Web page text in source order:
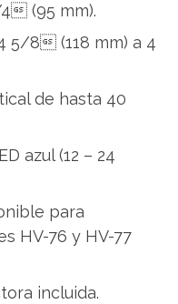
(95 mm).
5/8 (118 mm) a 4
de hasta 40
azul (12 – 24
para
HV-76 y HV-77
incluida.